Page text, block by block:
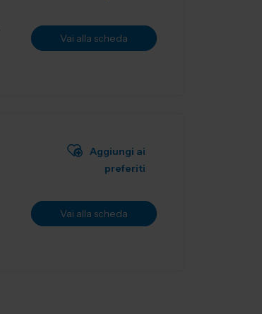
Vai alla scheda
Aggiungi ai
preferiti
Vai alla scheda